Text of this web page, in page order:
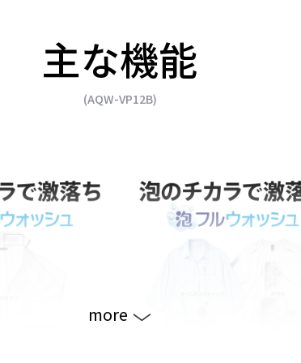
主な機能
(AQW-VP12B)
more